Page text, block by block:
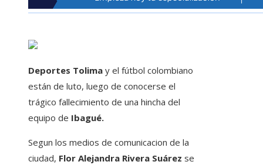
Deportes Tolima y el fútbol colombiano
están de luto, luego de conocerse el
trágico fallecimiento de una hincha del
equipo de Ibagué.
Segun los medios de comunicacion de la
ciudad, Flor Alejandra Rivera Suárez se